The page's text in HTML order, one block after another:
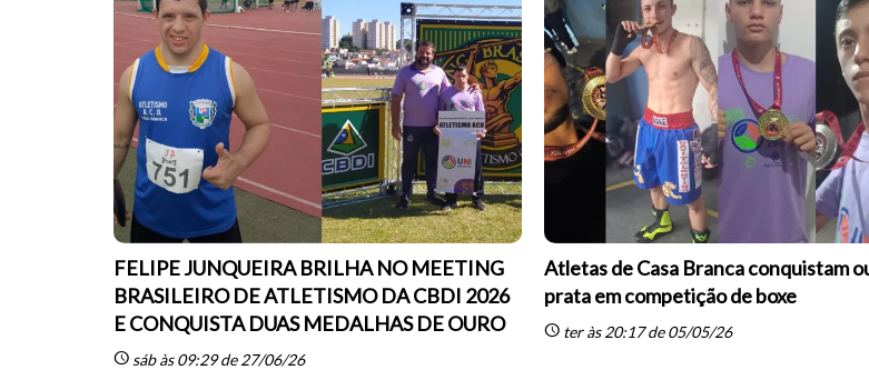
FELIPE JUNQUEIRA BRILHA NO MEETING
BRASILEIRO DE ATLETISMO DA CBDI 2026
E CONQUISTA DUAS MEDALHAS DE OURO
schedule sáb às 09:29 de 27/06/26
Atletas de Casa Branca conquistam
prata em competição de boxe
scheduleter às 20:17 de 05/05/26